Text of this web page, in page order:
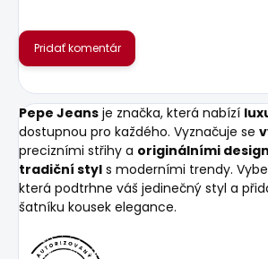
Pridať komentár
Pepe Jeans je značka, která nabízí
dostupnou pro každého. Vyznačuje se
precizními střihy a originálními
tradiční styl s moderními trendy.
která podtrhne váš jedinečný styl a
šatníku kousek elegance.